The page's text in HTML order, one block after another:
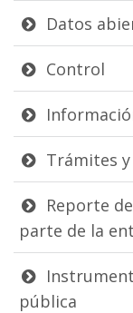
Datos
Control
Trámites
Reporte
parte de la
pública